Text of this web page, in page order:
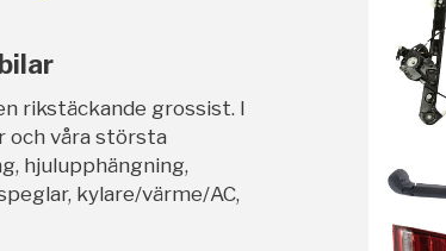
rikstäckande grossist. I
och våra största
hjulupphängning,
kylare/värme/AC,